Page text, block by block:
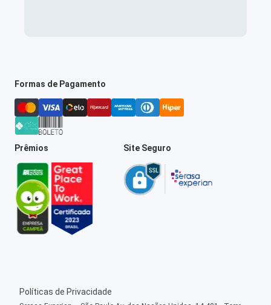
Formas de Pagamento
Prêmios Site Seguro
Políticas de Privacidade